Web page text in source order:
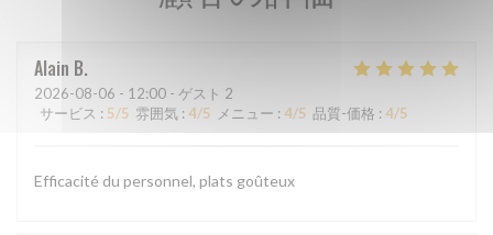
Alain B
2026-08-06 - 12:00 - ゲスト 2
サービス : 5/5 雰囲気 : 4/5 メニュー : 4/5 品質-価格 : 4/5
Efficacité du personnel, plats goûteux